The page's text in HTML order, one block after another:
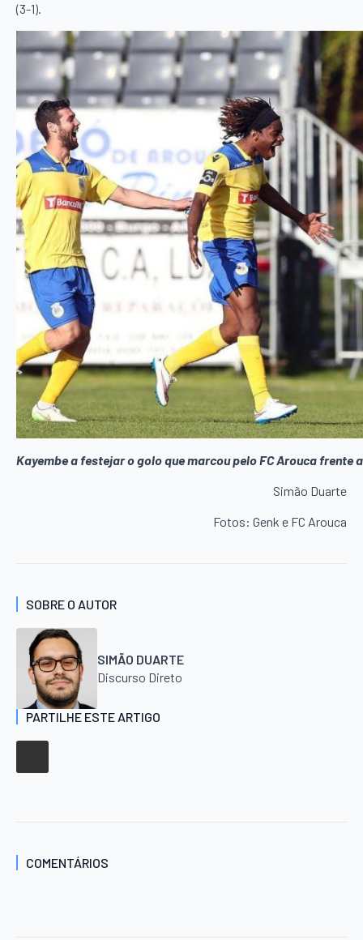
(3-1).
Kayembe a festejar o golo que marcou pelo FC Arouca frente
Simão Duarte
Fotos: Genk e FC Arouca
SOBRE O AUTOR
SIMÃO DUARTE
Discurso Direto
PARTILHE ESTE ARTIGO
COMENTÁRIOS